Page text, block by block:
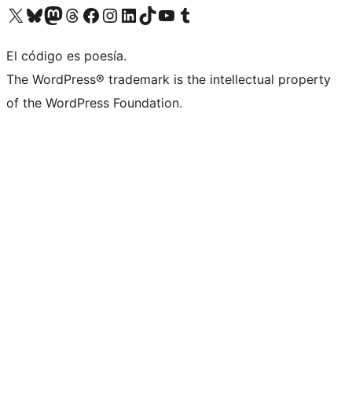
Visita nuestra cuenta de X (anteriormente Twitter)
Visita nuestra cuenta de Bluesky
Visita nuestra cuenta de Mastodon
Visita nuestra cuenta de Threads
Visita nuestra página de Facebook
Visita nuestra cuenta de Instagram
Visita nuestra cuenta de LinkedIn
Visita nuestra cuenta de TikTok
Visita nuestro canal de YouTube
Visita nuestra cuenta de Tumblr
El código es poesía.
The WordPress® trademark is the intellectual property
of the WordPress Foundation.